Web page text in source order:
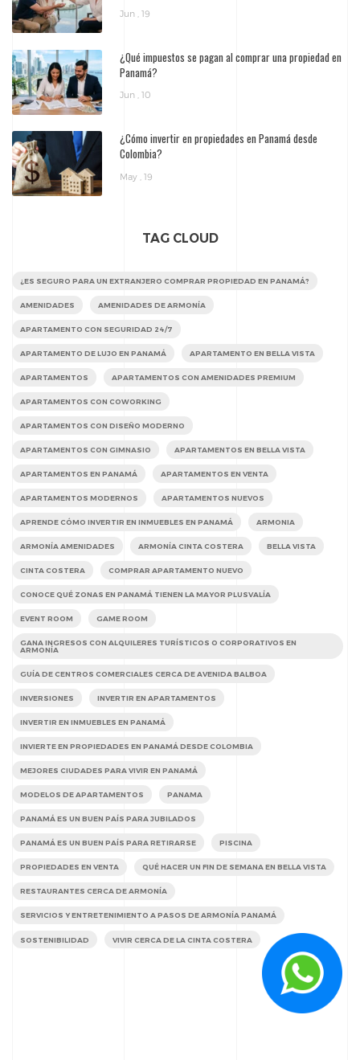
Jun , 19
¿Qué impuestos se pagan al comprar una propiedad en
Panamá?
Jun , 10
¿Cómo invertir en propiedades en Panamá desde
Colombia?
May , 19
TAG CLOUD
¿ES SEGURO PARA UN EXTRANJERO COMPRAR PROPIEDAD EN PANAMÁ?
AMENIDADES AMENIDADES DE ARMONÍA
APARTAMENTO CON SEGURIDAD 24/7
APARTAMENTO DE LUJO EN PANAMÁ APARTAMENTO EN BELLA VISTA
APARTAMENTOS APARTAMENTOS CON AMENIDADES PREMIUM
APARTAMENTOS CON COWORKING
APARTAMENTOS CON DISEÑO MODERNO
APARTAMENTOS CON GIMNASIO APARTAMENTOS EN BELLA VISTA
APARTAMENTOS EN PANAMÁ APARTAMENTOS EN VENTA
APARTAMENTOS MODERNOS APARTAMENTOS NUEVOS
APRENDE CÓMO INVERTIR EN INMUEBLES EN PANAMÁ ARMONIA
ARMONÍA AMENIDADES ARMONÍA CINTA COSTERA BELLA VISTA
CINTA COSTERA COMPRAR APARTAMENTO NUEVO
CONOCE QUÉ ZONAS EN PANAMÁ TIENEN LA MAYOR PLUSVALÍA
EVENT ROOM GAME ROOM
GANA INGRESOS CON ALQUILERES TURÍSTICOS O CORPORATIVOS EN
ARMONÍA
GUÍA DE CENTROS COMERCIALES CERCA DE AVENIDA BALBOA
INVERSIONES INVERTIR EN APARTAMENTOS
INVERTIR EN INMUEBLES EN PANAMÁ
INVIERTE EN PROPIEDADES EN PANAMÁ DESDE COLOMBIA
MEJORES CIUDADES PARA VIVIR EN PANAMÁ
MODELOS DE APARTAMENTOS PANAMA
PANAMÁ ES UN BUEN PAÍS PARA JUBILADOS
PANAMÁ ES UN BUEN PAÍS PARA RETIRARSE PISCINA
PROPIEDADES EN VENTA QUÉ HACER UN FIN DE SEMANA EN BELLA VISTA
RESTAURANTES CERCA DE ARMONÍA
SERVICIOS Y ENTRETENIMIENTO A PASOS DE ARMONÍA PANAMÁ
SOSTENIBILIDAD VIVIR CERCA DE LA CINTA COSTERA